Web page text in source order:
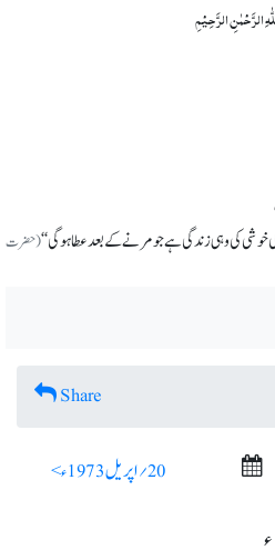
الرَّحۡمٰنِ الرَّحِیۡمِ
کی خوشی کی وہی زندگی ہے جو مرنے کے بعد عطا ہوگی‘‘(حضرت
Share
20؍ اپریل 1973ء >